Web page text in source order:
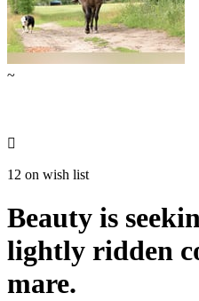
~

12 on wish list
Beauty is
lightly ridden
mare.